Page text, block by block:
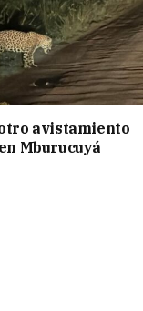
avistamiento
Mburucuyá